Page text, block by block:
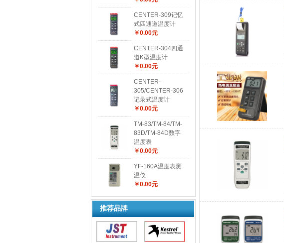
CENTER-309记忆
式四通道温度计
￥0.00元
CENTER-304四通
道K型温度计
￥0.00元
CENTER-
305/CENTER-306
记录式温度计
￥0.00元
TM-83/TM-84/TM-
83D/TM-84D数字
温度表
￥0.00元
YF-160A温度表测
温仪
￥0.00元
推荐品牌